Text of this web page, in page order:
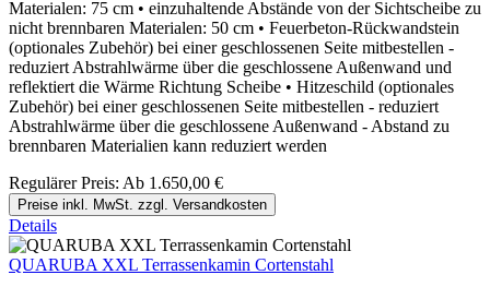
Materialen: 75 cm • einzuhaltende Abstände von der Sichtscheibe zu
nicht brennbaren Materialen: 50 cm • Feuerbeton-Rückwandstein
(optionales Zubehör) bei einer geschlossenen Seite mitbestellen -
reduziert Abstrahlwärme über die geschlossene Außenwand und
reflektiert die Wärme Richtung Scheibe • Hitzeschild (optionales
Zubehör) bei einer geschlossenen Seite mitbestellen - reduziert
Abstrahlwärme über die geschlossene Außenwand - Abstand zu
brennbaren Materialien kann reduziert werden
Regulärer Preis: Ab 1.650,00 €
Preise inkl. MwSt. zzgl. Versandkosten
Details
QUARUBA XXL Terrassenkamin Cortenstahl